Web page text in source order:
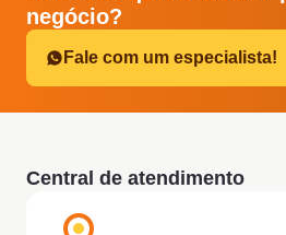
negócio?
Fale com um especialista!
Central de atendimento